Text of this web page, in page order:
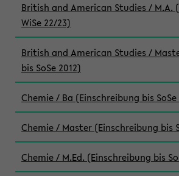
British and American Studies / M.A.
WiSe 22/23)
British and American Studies /
bis SoSe 2012)
Chemie / Ba (Einschreibung bis SoSe
Chemie / Master (Einschreibung bis
Chemie / M.Ed. (Einschreibung bis